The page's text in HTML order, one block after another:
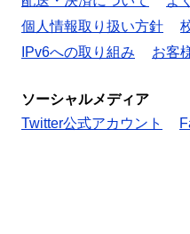
個人情報取り扱い方針
IPv6への取り組み
お客
ソーシャルメディア
Twitter公式アカウント